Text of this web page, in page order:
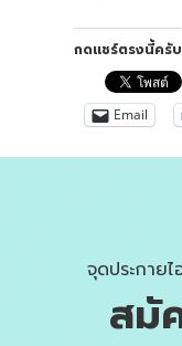
กดแชร์ตรงนี้ครับ
Email
จุดประกาย
สมั